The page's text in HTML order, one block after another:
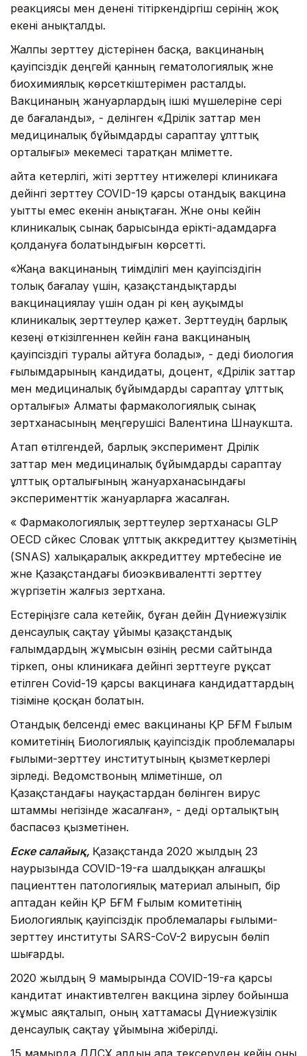
реакциясы мен денені тітіркендіргіш әсерінің жоқ
екені анықталды.
Жалпы зерттеу әдістерінен басқа, вакцинаның
қауіпсіздік деңгейі қанның гематологиялық және
биохимиялық көрсеткіштерімен расталды.
Вакцинаның жануарлардың ішкі мүшелеріне әсері
де бағаланды», - делінген «Дәрілік заттар мен
медициналық бұйымдарды сараптау ұлттық
орталығы» мекемесі таратқан мәліметте.
айта кетерлігі, жіті зерттеу нәтижелері клиникаға
дейінгі зерттеу COVID-19 қарсы отандық вакцина
уытты емес екенін анықтаған. Және оны кейін
клиникалық сынақ барысында ерікті-адамдарға
қолдануға болатындығын көрсетті.
«Жаңа вакцинаның тиімділігі мен қауіпсіздігін
толық бағалау үшін, қазақстандықтарды
вакцинациялау үшін одан әрі кең ауқымды
клиникалық зерттеулер қажет. Зерттеудің барлық
кезеңі өткізілгеннен кейін ғана вакцинаның
қауіпсіздігі туралы айтуға болады», - деді биология
ғылымдарының кандидаты, доцент, «Дәрілік заттар
мен медициналық бұйымдарды сараптау ұлттық
орталығы» Алматы фармакологиялық сынақ
зертханасының меңгерушісі Валентина Шнаукшта.
Атап өтілгендей, барлық эксперимент Дәрілік
заттар мен медициналық бұйымдарды сараптау
ұлттық орталығының жануарханасындағы
эксперименттік жануарларға жасалған.
« Фармакологиялық зерттеулер зертханасы GLP
OECD сәйкес Словак ұлттық аккредиттеу қызметінің
(SNAS) халықаралық аккредиттеу мәртебесіне ие
және Қазақстандағы биоэквивалентті зерттеу
жүргізетін жалғыз зертхана.
Естеріңізге сала кетейік, бұған дейін Дүниежүзілік
денсаулық сақтау ұйымы қазақстандық
ғалымдардың жұмысын өзінің ресми сайтында
тіркеп, оны клиникаға дейінгі зерттеуге рұқсат
етілген Covid-19 қарсы вакцинаға кандидаттардың
тізіміне қосқан болатын.
Отандық белсенді емес вакцинаны ҚР БҒМ Ғылым
комитетінің Биологиялық қауіпсіздік проблемалары
ғылыми-зерттеу институтының қызметкерлері
әзірледі. Ведомствоның мәліметінше, ол
Қазақстандағы науқастардан бөлінген вирус
штаммы негізінде жасалған», - деді орталықтың
баспасөз қызметінен.
Еске салайық, Қазақстанда 2020 жылдың 23
наурызында COVlD-19-ға шалдыққан алғашқы
пациенттен патологиялық материал алынып, бір
аптадан кейін ҚР БҒМ Ғылым комитетінің
Биологиялық қауіпсіздік проблемалары ғылыми-
зерттеу институты SARS-CoV-2 вирусын бөліп
шығарды.
2020 жылдың 9 мамырында COVlD-19-ға қарсы
кандитат инактивтелген вакцина әзірлеу бойынша
жұмыс аяқталып, оның хаттамасы Дүниежүзілік
денсаулық сақтау ұйымына жіберілді.
15 мамырда ДДСҰ алдын ала тексеруден кейін оны